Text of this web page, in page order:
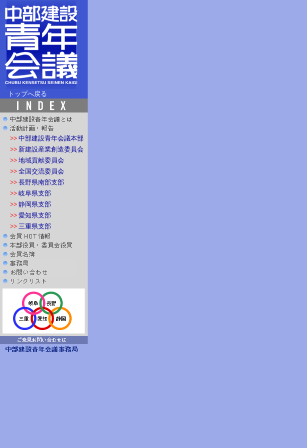
トップへ戻る
>> 中部建設青年会議本部
>> 新建設産業創造委員会
>> 地域貢献委員会
>> 全国交流委員会
>> 長野県南部支部
>> 岐阜県支部
>> 静岡県支部
>> 愛知県支部
>> 三重県支部